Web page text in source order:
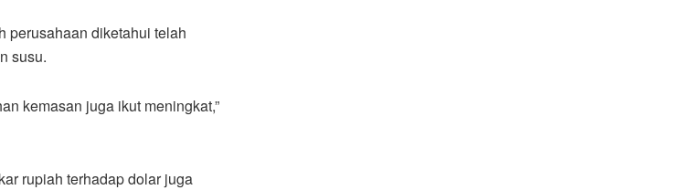
perusahaan diketahui telah
susu.
kemasan juga ikut meningkat,”
rupiah terhadap dolar juga